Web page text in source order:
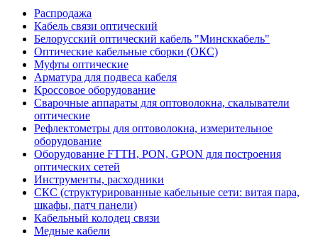
Распродажа
Кабель связи оптический
Белорусский оптический кабель "Минсккабель"
Оптические кабельные сборки (ОКС)
Муфты оптические
Арматура для подвеса кабеля
Кроссовое оборудование
Сварочные аппараты для оптоволокна, скалыватели
оптические
Рефлектометры для оптоволокна, измерительное
оборудование
Оборудование FTTH, PON, GPON для построения
оптических сетей
Инструменты, расходники
СКС (структурированные кабельные сети: ​витая пара,
шкафы, патч панели)
Кабельный колодец связи
Медные кабели